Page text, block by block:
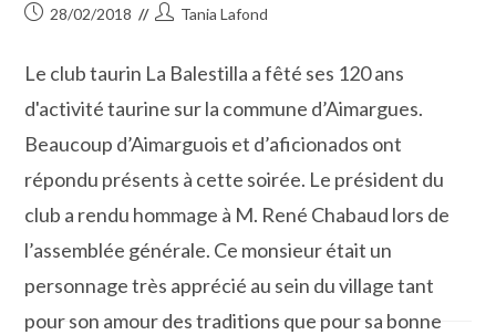
Publication
28/02/2018
Auteur/autrice
publication :
Tania Lafond
Le club taurin La Balestilla a fêté ses 120 ans
d'activité taurine sur la commune d’Aimargues.
Beaucoup d’Aimarguois et d’aficionados ont
répondu présents à cette soirée. Le président du
club a rendu hommage à M. René Chabaud lors de
l’assemblée générale. Ce monsieur était un
personnage très apprécié au sein du village tant
pour son amour des traditions que pour sa bonne